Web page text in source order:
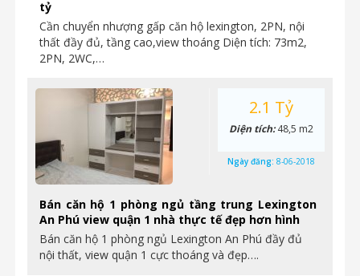
tỷ
Cần chuyển nhượng gấp căn hộ lexington, 2PN, nội
thất đầy đủ, tầng cao,view thoáng Diện tích: 73m2,
2PN, 2WC,…
Bán căn hộ 1 phòng ngủ tầng trung Lexington
An Phú view quận 1 nhà thực tế đẹp hơn hình
Bán căn hộ 1 phòng ngủ Lexington An Phú đầy đủ
nội thất, view quận 1 cực thoáng và đẹp….
2.1 Tỷ
Diện tích:48,5 m2
Ngày đăng: 8-06-2018